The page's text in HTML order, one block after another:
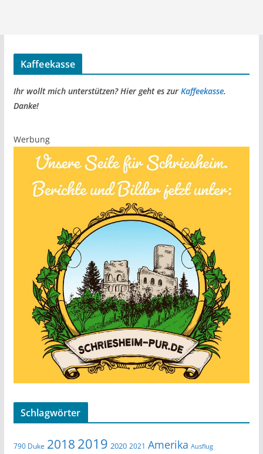
Kaffeekasse
Ihr wollt mich unterstützen? Hier geht es zur Kaffeekasse.
Danke!
Werbung
Schlagwörter
790 Duke 2018 2019 2020 2021 Amerika Ausflug